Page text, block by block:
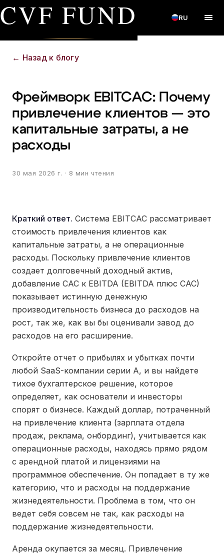
CVF FUND RU
← Назад к блогу
Фреймворк EBITCAC: Почему
привлечение клиентов — это
капитальные затраты, а не
расходы
30 мая 2026 г. · 8 мин чтения
Краткий ответ. Система EBITCAC рассматривает
стоимость привлечения клиентов как
капитальные затраты, а не операционные
расходы. Поскольку привлечение клиентов
создает долговечный доходный актив,
добавление CAC к EBITDA (EBITDA плюс CAC)
показывает истинную денежную
производительность бизнеса до расходов на
рост, так же, как вы бы оценивали завод до
расходов на его расширение.
Откройте отчет о прибылях и убытках почти
любой SaaS-компании серии А, и вы найдете
тихое бухгалтерское решение, которое
определяет, как основатели и инвесторы
спорят о бизнесе. Каждый доллар, потраченный
на привлечение клиента (зарплата отдела
продаж, реклама, онбординг), учитывается как
операционные расходы, находясь прямо рядом
с арендной платой и лицензиями на
программное обеспечение. Он попадает в ту же
категорию, что и расходы на поддержание
жизнедеятельности. Проблема в том, что он
ведет себя совсем не так, как расходы на
поддержание жизнедеятельности.
Аренда окупается за месяц. Привлечение